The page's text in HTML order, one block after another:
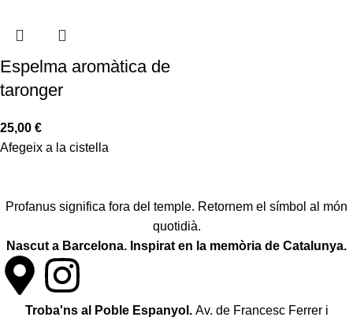
Espelma aromàtica de
taronger
25,00 €
Afegeix a la cistella
Profanus significa fora del temple. Retornem el símbol al món
quotidià.
Nascut a Barcelona. Inspirat en la memòria de Catalunya.
Troba'ns al Poble Espanyol. Av. de Francesc Ferrer i